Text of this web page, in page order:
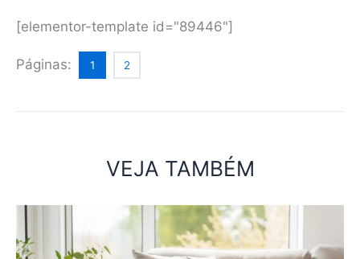
[elementor-template id="89446"]
Páginas: 1 2
VEJA TAMBÉM